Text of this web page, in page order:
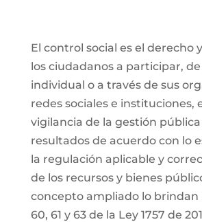
El control social es el derecho
los ciudadanos a participar,
individual o a través de sus
redes sociales e instituciones,
vigilancia de la gestión pública
resultados de acuerdo con lo
la regulación aplicable y
de los recursos y bienes
concepto ampliado lo brindan
60, 61 y 63 de la Ley 1757 de